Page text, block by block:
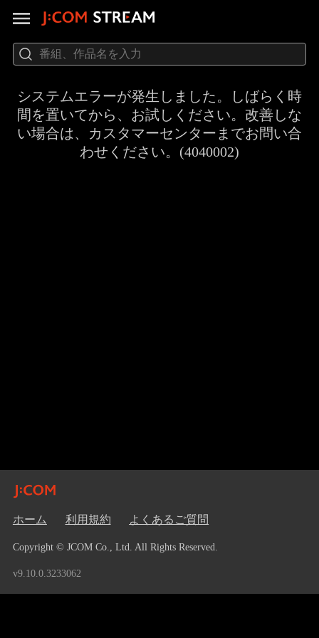
システムエラーが発生しました。しばらく時
間を置いてから、お試しください。改善しな
い場合は、カスタマーセンターまでお問い合
わせください。(4040002)
ホーム 利用規約 よくあるご質問
Copyright © JCOM Co., Ltd. All Rights Reserved.
v9.10.0.3233062